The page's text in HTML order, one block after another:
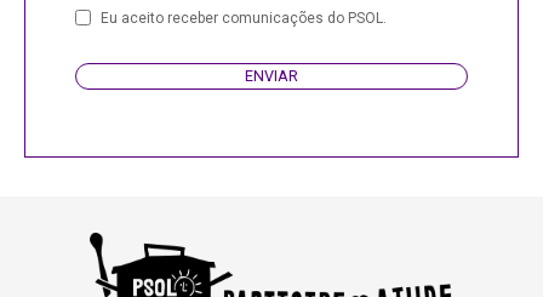
Eu aceito receber comunicações do PSOL.
ENVIAR